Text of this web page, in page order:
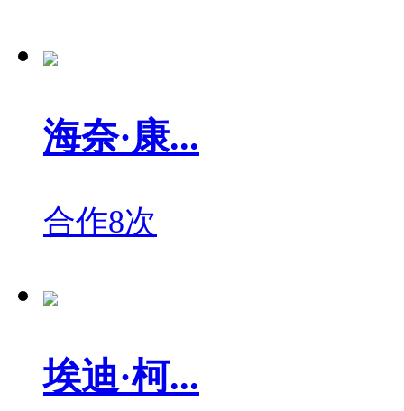
海奈·康...
合作8次
埃迪·柯...